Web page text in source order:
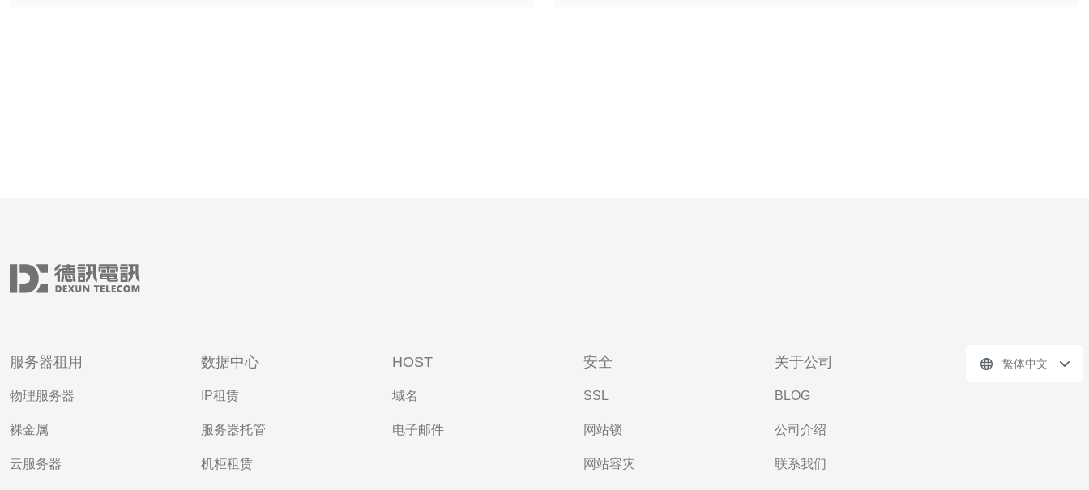
服务器租用
物理服务器
裸金属
云服务器
数据中心
IP租赁
服务器托管
机柜租赁
HOST
域名
电子邮件
安全
SSL
网站锁
网站容灾
关于公司
BLOG
公司介绍
联系我们
繁体中文